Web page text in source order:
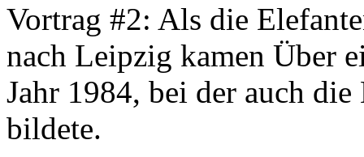
Vortrag #2: Als die
nach Leipzig kamen Über
Jahr 1984, bei der auch
bildete.